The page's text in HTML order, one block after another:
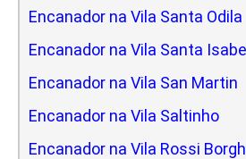
Encanador na Vila Santa Odila
Encanador na Vila Santa
Encanador na Vila San Martin
Encanador na Vila Saltinho
Encanador na Vila Rossi